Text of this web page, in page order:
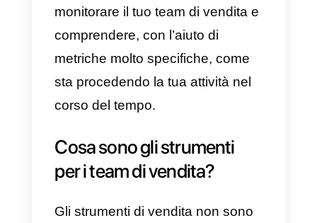
essendocene così tanti, ti
insegneremo quali sono
migliori strumenti per i team di
vendita.
Con questo elenco sarai in grado
di svolgere compiti all’interno
tua azienda in modo più